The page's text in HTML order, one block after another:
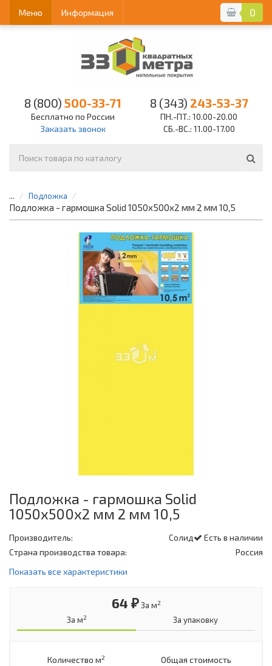
0
Меню Информация
8 (800) 500-33-71
Бесплатно по России
Заказать звонок
8 (343) 243-53-37
ПН.-ПТ.: 10.00-20.00
СБ.-ВС.: 11.00-17.00
... Подложка
Подложка - гармошка Solid 1050х500х2 мм 2 мм 10,5
Подложка - гармошка Solid
1050х500х2 мм 2 мм 10,5
Есть в наличии
Производитель:
Солид
Страна производства товара:
Россия
Показать все характеристики
64 ₽ За м2
За м2 За упаковку
Количество м2 Общая стоимость